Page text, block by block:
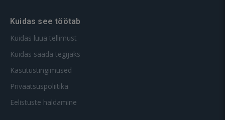
Kuidas see töötab
Kuidas luua tellimust
Kuidas saada tegijaks
Kasutustingimused
Privaatsuspoliitika
Eelistuste haldamine